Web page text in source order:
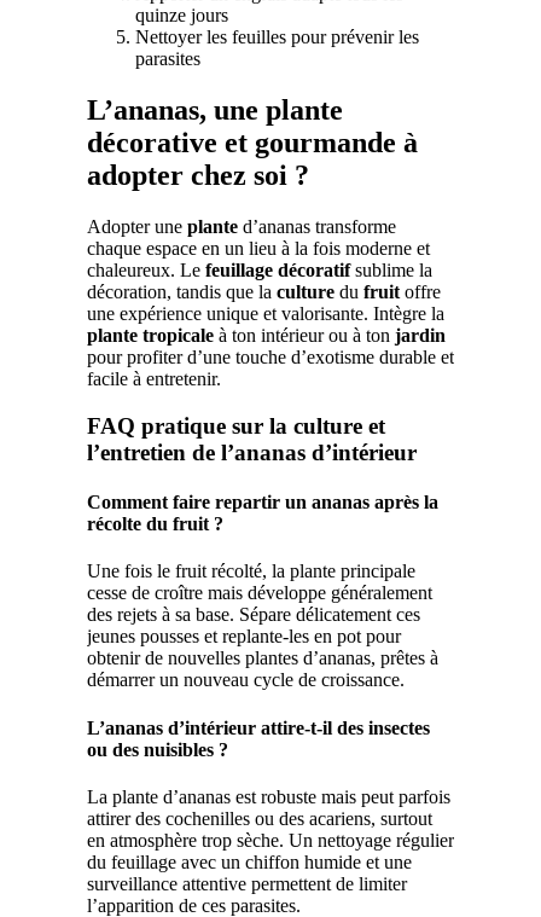
quinze jours
Nettoyer les feuilles pour prévenir les
parasites
L’ananas, une plante
décorative et gourmande à
adopter chez soi ?
Adopter une plante d’ananas transforme
chaque espace en un lieu à la fois moderne et
chaleureux. Le feuillage décoratifsublime la
décoration, tandis que la culture du fruit offre
une expérience unique et valorisante. Intègre la
plante tropicale à ton intérieur ou à ton jardin
pour profiter d’une touche d’exotisme durable et
facile à entretenir.
FAQ pratique sur la culture et
l’entretien de l’ananas d’intérieur
Comment faire repartir un ananas après la
récolte du fruit ?
Une fois le fruit récolté, la plante principale
cesse de croître mais développe généralement
des rejets à sa base. Sépare délicatement ces
jeunes pousses et replante-les en pot pour
obtenir de nouvelles plantes d’ananas, prêtes à
démarrer un nouveau cycle de croissance.
L’ananas d’intérieur attire-t-il des insectes
ou des nuisibles ?
La plante d’ananas est robuste mais peut parfois
attirer des cochenilles ou des acariens, surtout
en atmosphère trop sèche. Un nettoyage régulier
du feuillage avec un chiffon humide et une
surveillance attentive permettent de limiter
l’apparition de ces parasites.